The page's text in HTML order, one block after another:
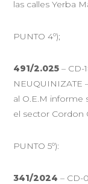
las calles Yerba
PUNTO 4º);
491/2.025 – CD-
NEUQUINIZATE
al O.E.M informe
el sector Cordon
PUNTO 5º):
341/2024 – CD-